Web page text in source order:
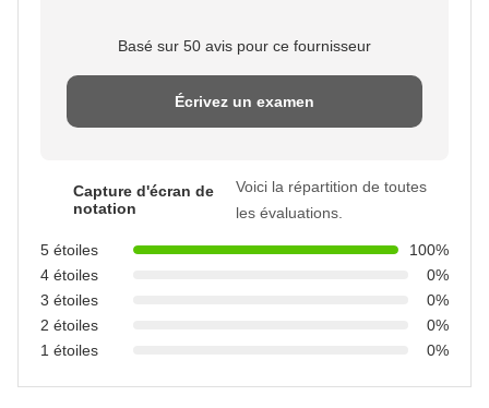
Basé sur 50 avis pour ce fournisseur
Écrivez un examen
Capture d'écran de
notation
Voici la répartition de toutes
les évaluations.
5 étoiles
100%
4 étoiles
0%
3 étoiles
0%
2 étoiles
0%
1 étoiles
0%